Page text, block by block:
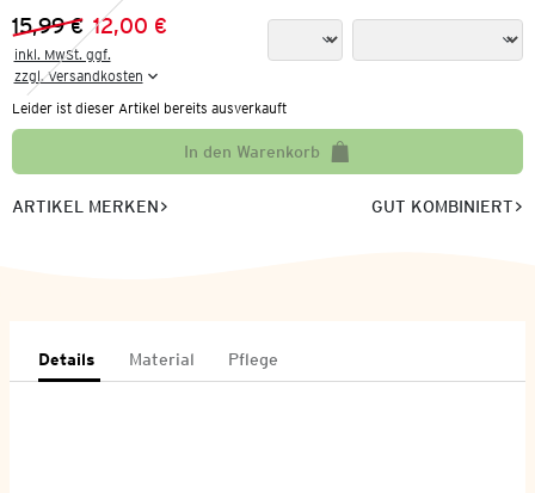
Vorheriger Preis:
15,99 €
Neuer Preis:
12,00 €
inkl. MwSt. ggf.
zzgl. Versandkosten
Leider ist dieser Artikel bereits ausverkauft
In den Warenkorb
ARTIKEL MERKEN GUT KOMBINIERT
Details Material Pflege